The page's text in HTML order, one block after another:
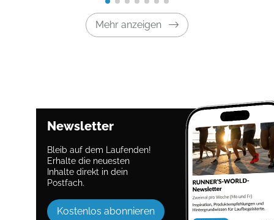
Mehr anzeigen
Newsletter
Bleib auf dem Laufenden!
Erhalte die neuesten
Inhalte direkt in dein
Postfach.
Kostenlos abonnieren